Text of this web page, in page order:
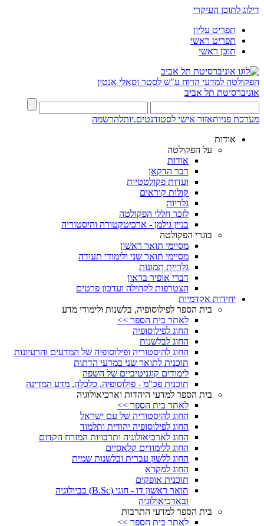
דילוג לתוכן העיקרי
תפריט עליון
תפריט ראשי
תוכן ראשי
הפקולטה למדעי הרוח ע"ש לסטר וסאלי אנטין
אוניברסיטת תל אביב
מערכת פניותאזור אישי לסטודנטים.יותלהרשמה
אודות
על הפקולטה
אודות
דבר הדקאן
ועדות פקולטטיות
קולות קוראים
גלריות
לזכר חללי הפקולטה
בניין גילמן - ארכיטקטורה והיסטוריה
בוגרי הפקולטה
מסיימי תואר ראשון
מסיימי תואר שני ולימודי תעודה
גלריית תמונות
דברי אופיר בראון
הצטרפות לקהילה ועדכון פרטים
יחידות אקדמיות
בית הספר לפילוסופיה, בלשנות ולימודי מדע
לאתר בית הספר >>
החוג לפילוסופיה
החוג לבלשנות
החוג להיסטוריה ופילוסופיה של המדעים והרעיונות
תוכנית לתואר שני במדעי הדתות
לימודים קוגניטיביים של השפה
תוכנית פכ"מ - פילוסופיה, כלכלה, מדע המדינה
בית הספר למדעי היהדות וארכיאולוגיה
לאתר בית הספר >>
החוג להיסטוריה של עם ישראל
החוג לפילוסופיה יהודית ותלמוד
החוג לארכיאולוגיה ותרבויות המזרח הקדום
החוג ללימודים קלאסיים
החוג ללשון עברית ובלשנות שמית
החוג למקרא
תוכנית אופקים
תואר ראשון דו - חוגי (B.Sc) בביולוגיה
ובארכיאולוגיה
בית הספר למדעי התרבות
לאתר בית הספר >>